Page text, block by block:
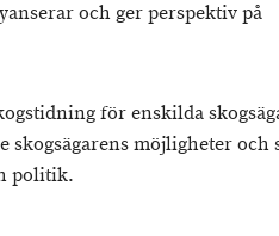
och ger perspektiv på
för enskilda
skogsägarens möjligheter och
politik.